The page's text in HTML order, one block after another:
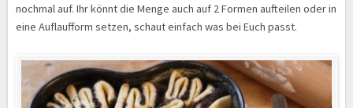
nochmal auf. Ihr könnt die Menge auch auf 2 Formen aufteilen oder in
eine Auflaufform setzen, schaut einfach was bei Euch passt.